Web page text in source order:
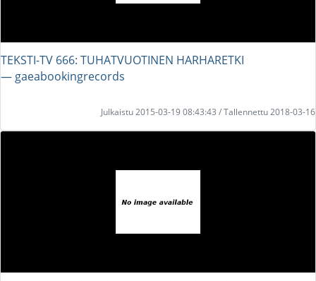
TEKSTI-TV 666: TUHATVUOTINEN HARHARETKI
― gaeabookingrecords
Julkaistu 2015-03-19 08:43:43 / Tallennettu 2018-03-16